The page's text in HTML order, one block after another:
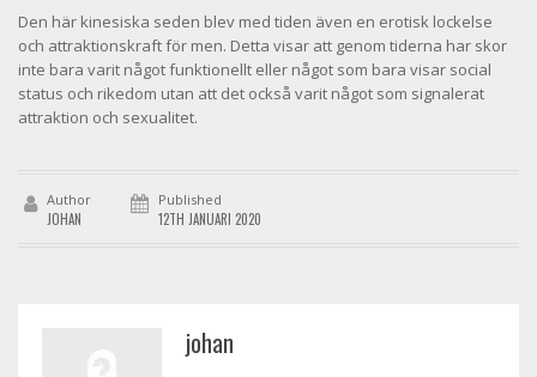
Den här kinesiska seden blev med tiden även en erotisk lockelse
och attraktionskraft för men. Detta visar att genom tiderna har skor
inte bara varit något funktionellt eller något som bara visar social
status och rikedom utan att det också varit något som signalerat
attraktion och sexualitet.
Author
JOHAN
Published
12TH JANUARI 2020
johan